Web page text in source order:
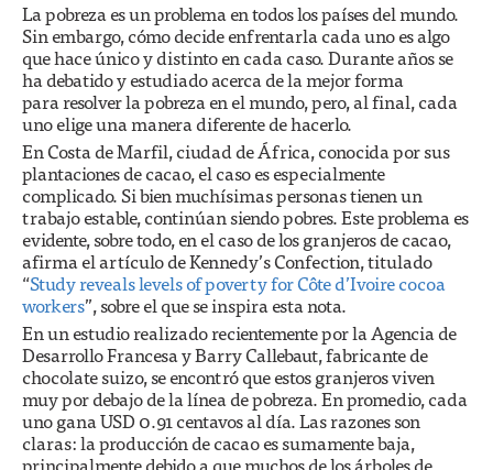
La pobreza es un problema en todos los países del mundo.
Sin embargo, cómo decide enfrentarla cada uno es algo
que hace único y distinto en cada caso. Durante años se
ha debatido y estudiado acerca de la mejor forma
para resolver la pobreza en el mundo, pero, al final, cada
uno elige una manera diferente de hacerlo.
En Costa de Marfil, ciudad de África, conocida por sus
plantaciones de cacao, el caso es especialmente
complicado. Si bien muchísimas personas tienen un
trabajo estable, continúan siendo pobres. Este problema es
evidente, sobre todo, en el caso de los granjeros de cacao,
afirma el artículo de Kennedy’s Confection, titulado
“Study reveals levels of poverty for Côte d’Ivoire cocoa
workers”, sobre el que se inspira esta nota.
En un estudio realizado recientemente por la Agencia de
Desarrollo Francesa y Barry Callebaut, fabricante de
chocolate suizo, se encontró que estos granjeros viven
muy por debajo de la línea de pobreza. En promedio, cada
uno gana USD 0.91 centavos al día. Las razones son
claras: la producción de cacao es sumamente baja,